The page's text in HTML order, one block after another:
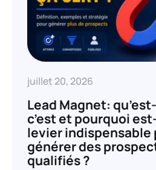
juillet 20, 2026
Lead Magnet:
c’est et pourquoi
levier indispensable
générer des
qualifiés ?